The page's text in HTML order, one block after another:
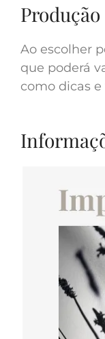
Ao escolher
que poderá
como dicas